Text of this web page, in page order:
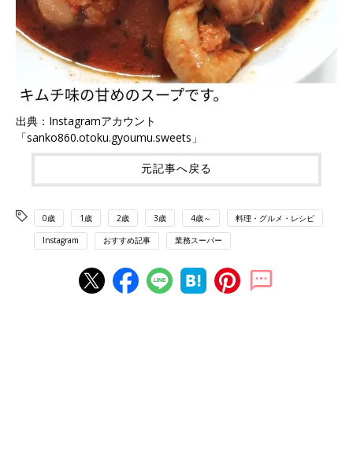
出典：Instagramアカウント
「sanko860.otoku.gyoumu.sweets」
元記事へ戻る
0歳 1歳 2歳 3歳 4歳～ 料理・グルメ・レシピ
Instagram おすすめ記事 業務スーパー